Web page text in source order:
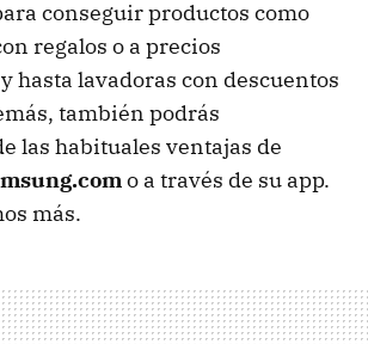
conseguir productos como
regalos o a precios
hasta lavadoras con descuentos
también podrás
las habituales ventajas de
o a través de su app.
más.